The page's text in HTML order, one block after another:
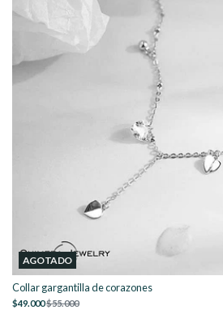
AGOTADO
Collar gargantilla de corazones
$49.000$55.000